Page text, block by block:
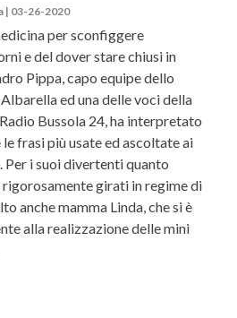
| 03-26-2020
per sconfiggere
e del dover stare chiusi in
Pippa, capo equipe dello
ed una delle voci della
Bussola 24, ha interpretato
frasi più usate ed ascoltate ai
i suoi divertenti quanto
girati in regime di
anche mamma Linda, che si è
alla realizzazione delle mini